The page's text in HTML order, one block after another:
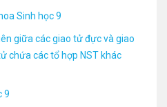
Sinh học 9
giữa các giao tử đực và giao
chứa các tổ hợp NST khác
9